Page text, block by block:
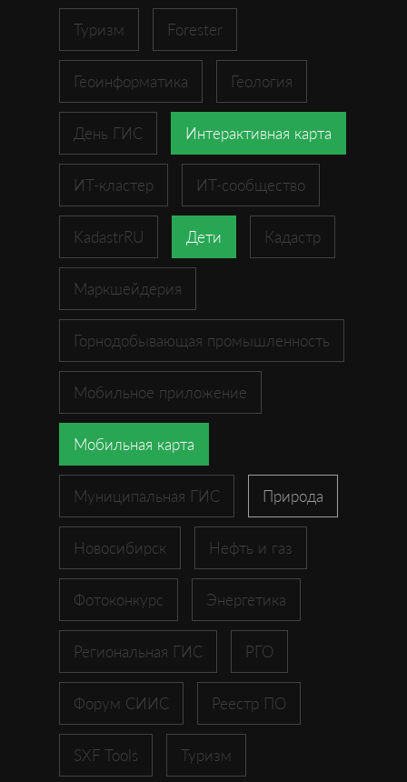
Туризм Forester
Геоинформатика Геология
День ГИС Интерактивная карта
ИТ-кластер ИТ-сообщество
KadastrRU Дети Кадастр
Маркшейдерия
Горнодобывающая промышленность
Мобильное приложение
Мобильная карта
Муниципальная ГИС Природа
Новосибирск Нефть и газ
Фотоконкурс Энергетика
Региональная ГИС РГО
Форум СИИС Реестр ПО
SXF Tools Туризм